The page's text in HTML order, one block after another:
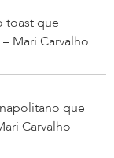
toast que
Mari Carvalho
que
Carvalho